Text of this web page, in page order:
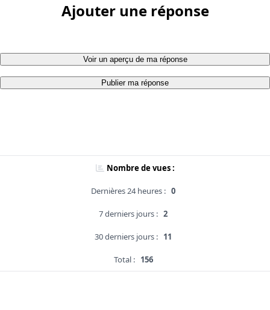
Ajouter une réponse
Voir un aperçu de ma réponse
Publier ma réponse
Nombre de vues :
Dernières 24 heures : 0
7 derniers jours : 2
30 derniers jours : 11
Total : 156